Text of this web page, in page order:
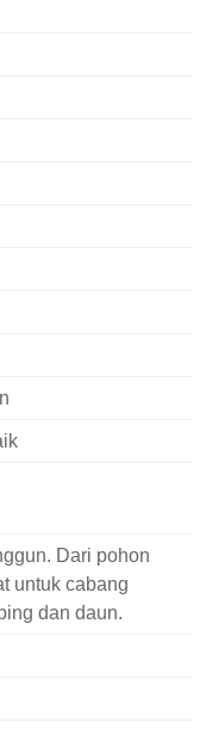
Dari pohon
untuk cabang
dan daun.